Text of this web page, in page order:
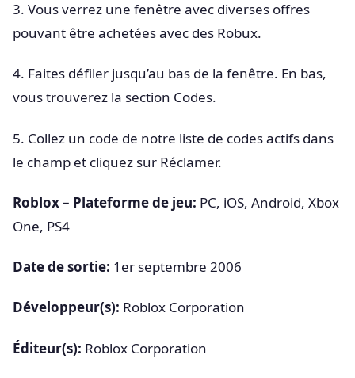
3. Vous verrez une fenêtre avec diverses offres
pouvant être achetées avec des Robux.
4. Faites défiler jusqu’au bas de la fenêtre. En bas,
vous trouverez la section Codes.
5. Collez un code de notre liste de codes actifs dans
le champ et cliquez sur Réclamer.
Roblox – Plateforme de jeu: PC, iOS, Android, Xbox
One, PS4
Date de sortie: 1er septembre 2006
Développeur(s): Roblox Corporation
Éditeur(s): Roblox Corporation